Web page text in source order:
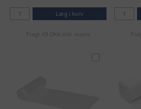
Læg i kurv
Fragt 49 DKK inkl. moms